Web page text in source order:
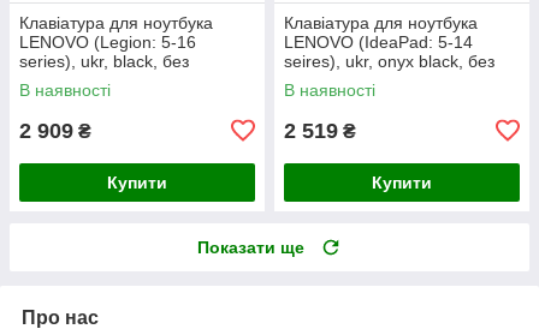
Клавіатура для ноутбука
LENOVO (Legion: 5-16
series), ukr, black, без
фрейма, підсвічування
клавіш
В наявності
2 909 ₴
Купити
Клавіатура для ноутбука
LENOVO (IdeaPad: 5-14
seires), ukr, onyx black, без
фрейму, підсвічування клавіш
(copilot)
В наявності
2 519 ₴
Купити
Показати ще
Про нас